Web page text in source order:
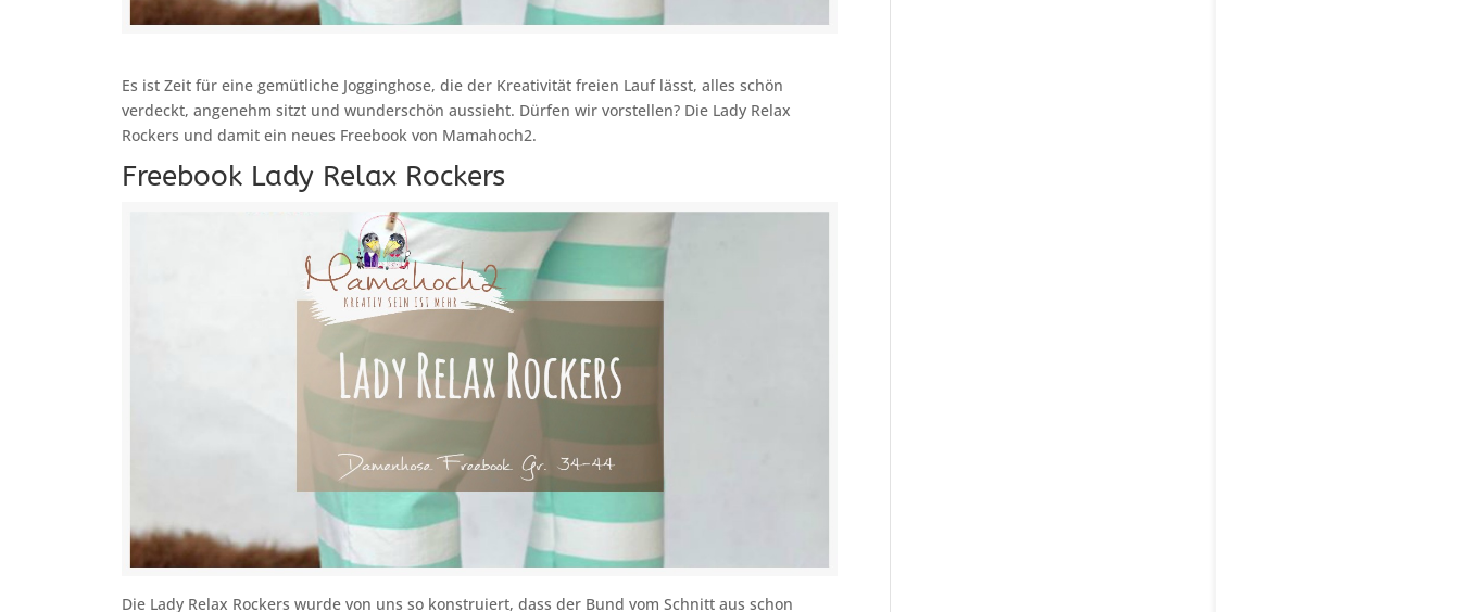
Es ist Zeit für eine gemütliche Jogginghose, die der Kreativität freien Lauf lässt, alles schön
verdeckt, angenehm sitzt und wunderschön aussieht. Dürfen wir vorstellen? Die Lady Relax
Rockers und damit ein neues Freebook von Mamahoch2.
Freebook Lady Relax Rockers
Die Lady Relax Rockers wurde von uns so konstruiert, dass der Bund vom Schnitt aus schon